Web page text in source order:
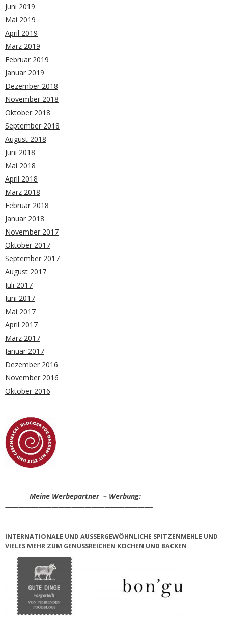
Juni 2019
Mai 2019
April 2019
März 2019
Februar 2019
Januar 2019
Dezember 2018
November 2018
Oktober 2018
September 2018
August 2018
Juni 2018
Mai 2018
April 2018
März 2018
Februar 2018
Januar 2018
November 2017
Oktober 2017
September 2017
August 2017
Juli 2017
Juni 2017
Mai 2017
April 2017
März 2017
Januar 2017
Dezember 2016
November 2016
Oktober 2016
Meine Werbepartner – Werbung:
——————————————————————-
INTERNATIONALE UND AUSSERGEWÖHNLICHE SPITZENMEHLE UND V
IELES MEHR ZUM GENUSSREICHEN KOCHEN UND BACKEN